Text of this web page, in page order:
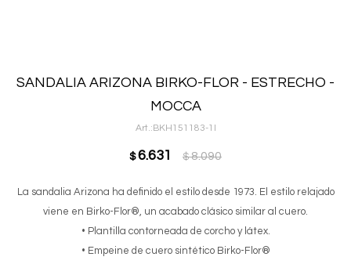
SANDALIA ARIZONA BIRKO-FLOR - ESTRECHO -
MOCCA
BKH151183-1I
$ 6.631 $ 8.090
La sandalia Arizona ha definido el estilo desde 1973. El estilo relajado
viene en Birko-Flor®, un acabado clásico similar al cuero.
• Plantilla contorneada de corcho y látex.
• Empeine de cuero sintético Birko-Flor®